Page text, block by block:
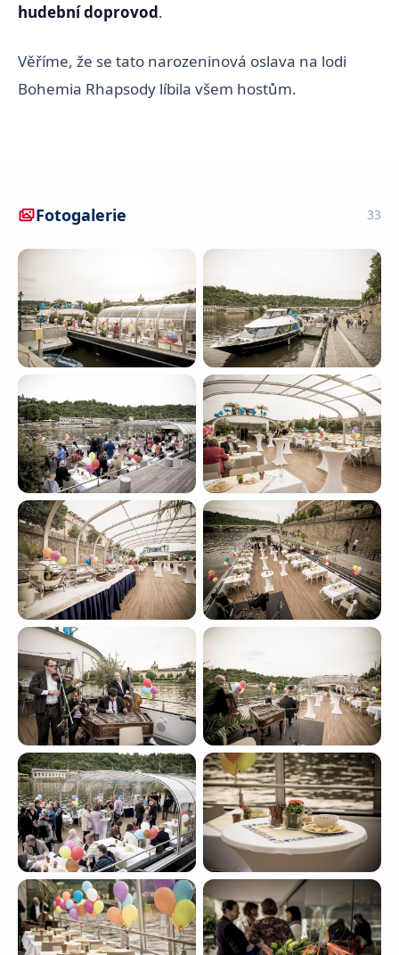
hudební doprovod.
Věříme, že se tato narozeninová oslava na lodi
Bohemia Rhapsody líbila všem hostům.
Fotogalerie 33